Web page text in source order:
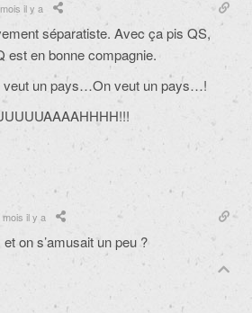
il y a
séparatiste. Avec ça pis QS,
est en bonne compagnie.
un pays…On veut un pays…!
mois il y a
on s’amusait un peu ?